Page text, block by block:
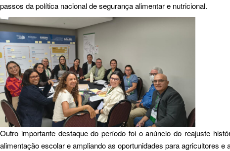
passos da política nacional de segurança alimentar e nutricional.
Outro importante destaque do período foi o anúncio do reajuste
alimentação escolar e ampliando as oportunidades para agricultores